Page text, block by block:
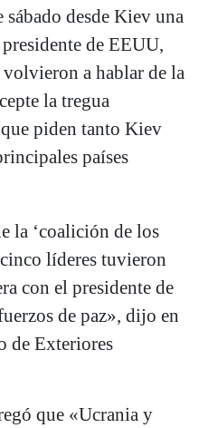
desde Kiev una
de EEUU,
a hablar de la
la tregua
piden tanto Kiev
países
la ‘coalición de los
líderes tuvieron
con el presidente de
de paz», dijo en
de Exteriores
que «Ucrania y